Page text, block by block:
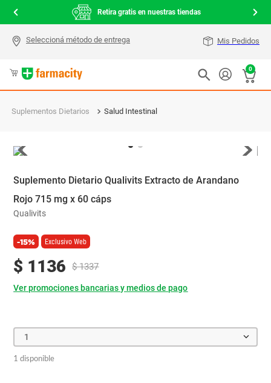
Retira gratis en nuestras tiendas
Mis Pedidos
0
Suplementos Dietarios Salud Intestinal
Suplemento Dietario Qualivits Extracto de Arandano
Rojo 715 mg x 60 cáps
Qualivits
-15% Exclusivo Web
$ 1136 $ 1337
Ver promociones bancarias y medios de pago
1
1 disponible